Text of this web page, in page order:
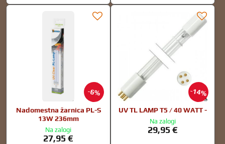
6%
Nadomestna žarnica PL-S
13W 236mm
Na zalogi
27,95 €
14%
UV TL LAMP T5 / 40 WATT -
Na zalogi
29,95 €